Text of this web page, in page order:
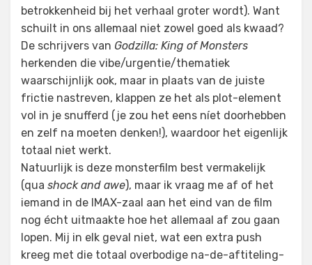
betrokkenheid bij het verhaal groter wordt). Want
schuilt in ons allemaal niet zowel goed als kwaad?
De schrijvers van Godzilla: King of Monsters
herkenden die vibe/urgentie/thematiek
waarschijnlijk ook, maar in plaats van de juiste
frictie nastreven, klappen ze het als plot-element
vol in je snufferd (je zou het eens níet doorhebben
en zelf na moeten denken!), waardoor het eigenlijk
totaal niet werkt.
Natuurlijk is deze monsterfilm best vermakelijk
(qua shock and awe), maar ik vraag me af of het
iemand in de IMAX-zaal aan het eind van de film
nog écht uitmaakte hoe het allemaal af zou gaan
lopen. Mij in elk geval niet, wat een extra push
kreeg met die totaal overbodige na-de-aftiteling-